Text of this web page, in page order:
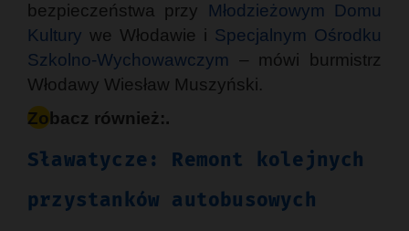
bezpieczeństwa przy
Młodzieżowym Domu
Kultury we Włodawie i Specjalnym Ośrodku
Szkolno-Wychowawczym – mówi burmistrz
Włodawy Wiesław Muszyński.
Zobacz również:.
Sławatycze: Remont kolejnych
przystanków autobusowych